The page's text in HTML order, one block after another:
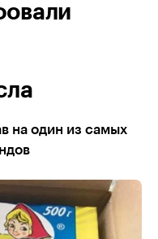
на один из самых